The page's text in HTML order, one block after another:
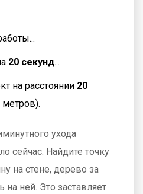
20 секунд...
на расстоянии 20
ухода
сейчас. Найдите точку
на стене, дерево за
на ней. Это заставляет